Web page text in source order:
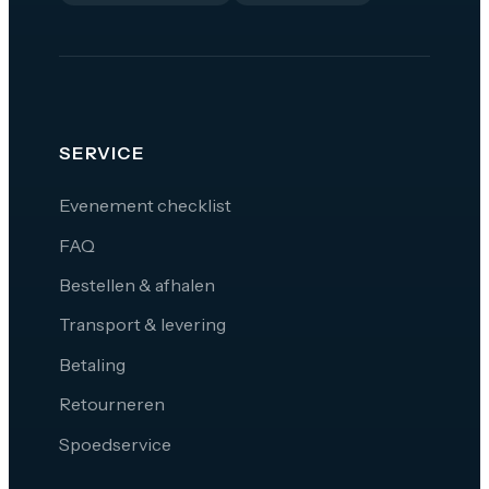
SERVICE
Evenement checklist
FAQ
Bestellen & afhalen
Transport & levering
Betaling
Retourneren
Spoedservice